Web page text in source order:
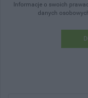
Informacje o swoich
danych